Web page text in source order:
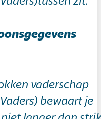
vaderschap
bewaart je